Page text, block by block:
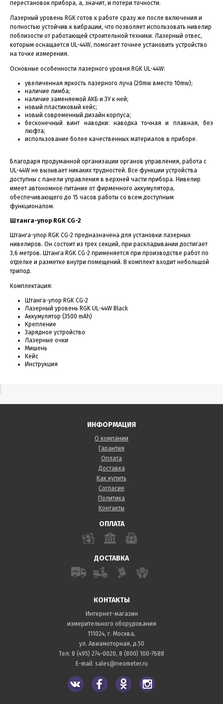
перестановок прибора, а, значит, и потери точности.
Лазерный уровень RGK готов к работе сразу же после включения и
полностью устойчив к вибрации, что позволяет использовать нивелир
поблизости от работающей строительной техники. Лазерный отвес,
которым оснащается UL-44W, помогает точнее установить устройство
на точке измерения.
Основные особенности лазерного уровня RGK UL-44W:
увеличенная яркость лазерного луча (20mw вместо 10mw);
наличие лимба;
наличие заменяемой АКБ и ЗУ к ней;
новый пластиковый кейс;
новый современный дизайн корпуса;
бесконечный винт наводки: наводка точная и плавная, без
люфта;
использование более качественных материалов в приборе.
Благодаря продуманной организации органов управления, работа с
UL-44W не вызывает никаких трудностей. Все функции устройства
доступны с панели управления в верхней части прибора. Нивелир
имеет автономное питание от фирменного аккумулятора,
обеспечивающего до 15 часов работы со всем доступным
функционалом.
Штанга-упор RGK CG-2
Штанга-упор RGK CG-2 предназначена для установки лазерных
нивелиров. Он состоит из трех секций, при раскладывании достигает
3,6 метров. Штанга RGK CG-2 применяется при производстве работ по
отделке и разметке внутри помещений. В комплект входит небольшой
трипод.
Комплектация:
Штанга-упор RGK CG-2
Лазерный уровень RGK UL-44W Black
Аккумулятор (3500 mAh)
Крепление
Зарядное устройство
Лазерные очки
Мишень
Кейс
Инструкция
ИНФОРМАЦИЯ
О компании
Гарантия
Оплата
Доставка
Как купить
Согласие
Политика
Контакты
ОПЛАТА
ДОСТАВКА
КОНТАКТЫ
Интернет-магазин
измерительного оборудования
111024, г. Москва,
ул. Авиамоторная, д.50
Тел: 8 (495) 274-0020, 8 (800) 100-7688
E-mail: sales@neometer.ru